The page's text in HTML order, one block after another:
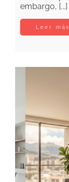
embargo, [...]
Leer más